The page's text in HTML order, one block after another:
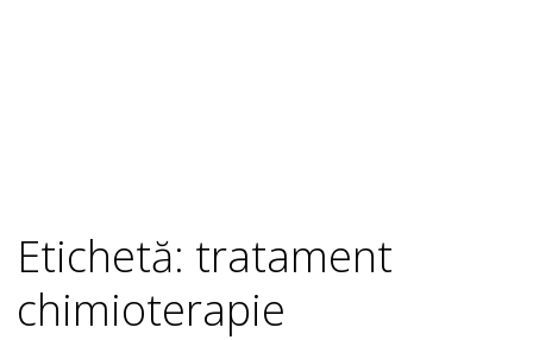
Etichetă: tratament
chimioterapie